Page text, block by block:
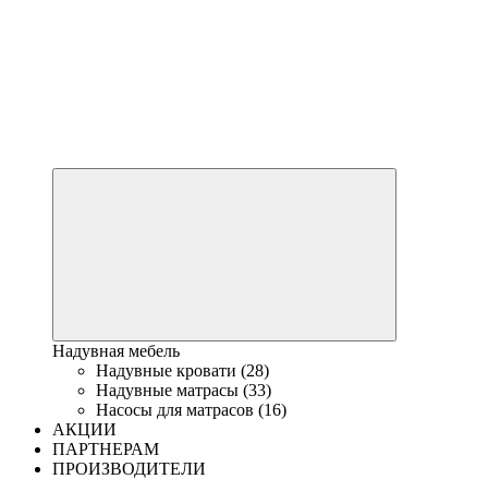
Надувная мебель
Надувные кровати (28)
Надувные матрасы (33)
Насосы для матрасов (16)
АКЦИИ
ПАРТНЕРАМ
ПРОИЗВОДИТЕЛИ